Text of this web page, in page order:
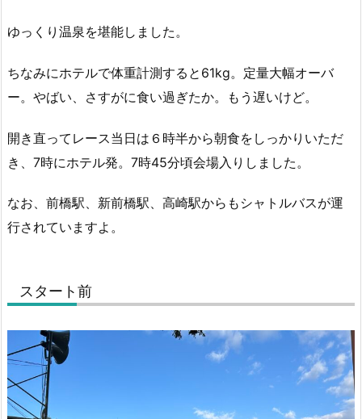
ゆっくり温泉を堪能しました。
ちなみにホテルで体重計測すると61kg。定量大幅オーバ
ー。やばい、さすがに食い過ぎたか。もう遅いけど。
開き直ってレース当日は６時半から朝食をしっかりいただ
き、7時にホテル発。7時45分頃会場入りしました。
なお、前橋駅、新前橋駅、高崎駅からもシャトルバスが運
行されていますよ。
スタート前